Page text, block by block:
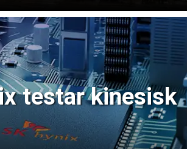
testar kinesisk